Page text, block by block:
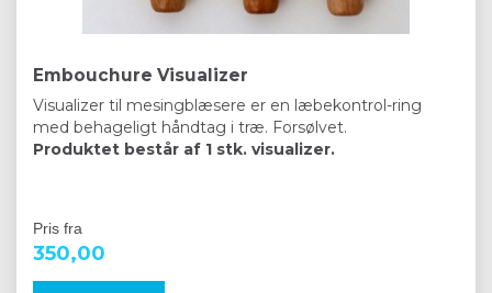
Embouchure Visualizer
Visualizer til mesingblæsere er en læbekontrol-ring
med behageligt håndtag i træ. Forsølvet.
Produktet består af 1 stk. visualizer.
Pris fra
350,00